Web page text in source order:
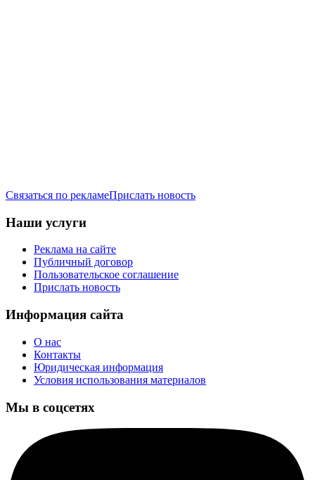
Связаться по рекламеПрислать новость
Наши услуги
Реклама на сайте
Публичный договор
Пользовательское соглашение
Прислать новость
Информация сайта
О нас
Контакты
Юридическая информация
Условия использования материалов
Мы в соцсетях